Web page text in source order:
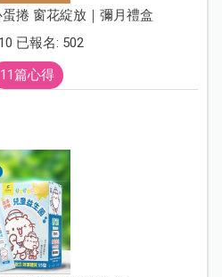
蛋捲 窗花綻放｜彌月禮盒
已報名: 502
11篇心得